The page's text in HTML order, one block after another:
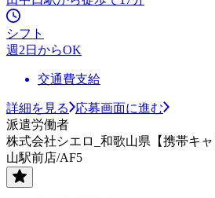
シフト
週2日からOK
交通費支給
詳細を見る
応募画面に進む
派遣労働者
株式会社シエロ_和歌山県【携帯キ
山駅前店/AF5